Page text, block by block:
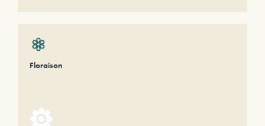
Floraison